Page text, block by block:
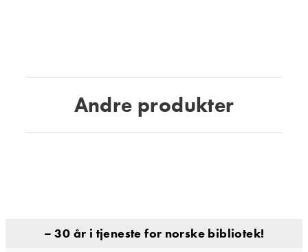
Andre produkter
– 30 år i tjeneste for norske bibliotek!